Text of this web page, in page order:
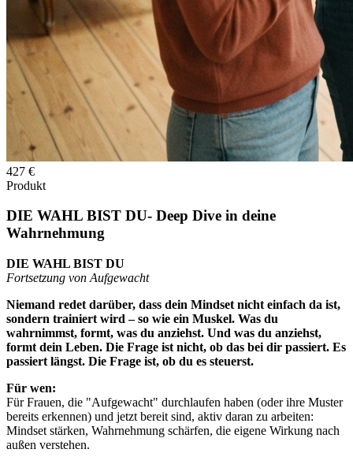
427 €
Produkt
DIE WAHL BIST DU- Deep Dive in deine
Wahrnehmung
DIE WAHL BIST DU
Fortsetzung von Aufgewacht
Niemand redet darüber, dass dein Mindset nicht einfach da ist,
sondern trainiert wird – so wie ein Muskel. Was du
wahrnimmst, formt, was du anziehst. Und was du anziehst,
formt dein Leben. Die Frage ist nicht, ob das bei dir passiert. Es
passiert längst. Die Frage ist, ob du es steuerst.
Für wen:
Für Frauen, die "Aufgewacht" durchlaufen haben (oder ihre Muster
bereits erkennen) und jetzt bereit sind, aktiv daran zu arbeiten:
Mindset stärken, Wahrnehmung schärfen, die eigene Wirkung nach
außen verstehen.